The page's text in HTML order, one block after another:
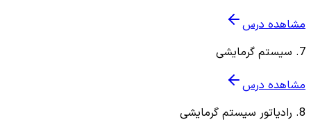
مشاهده درس
7
. سیستم گرمایشی
مشاهده درس
8
. رادیاتور سیستم گرمایشی